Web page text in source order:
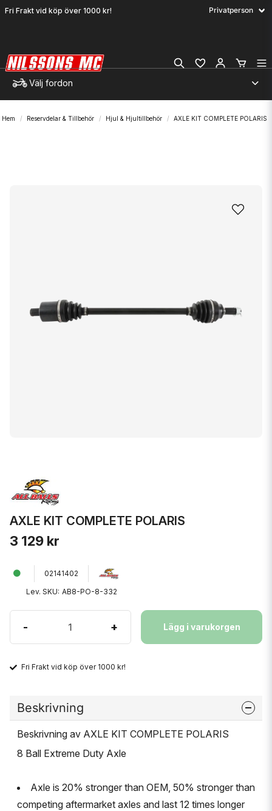
Fri Frakt vid köp över 1000 kr!
Välj fordon
Hem Reservdelar & Tillbehör Hjul & Hjultillbehör AXLE KIT COMPLETE POLARIS
AXLE KIT COMPLETE POLARIS
3 129 kr
02141402
Lev. SKU: AB8-PO-8-332
- + Lägg i varukorgen
Fri Frakt vid köp över 1000 kr!
Beskrivning
Beskrivning av AXLE KIT COMPLETE POLARIS
8 Ball Extreme Duty Axle
Axle is 20% stronger than OEM, 50% stronger than
competing aftermarket axles and last 12 times longer